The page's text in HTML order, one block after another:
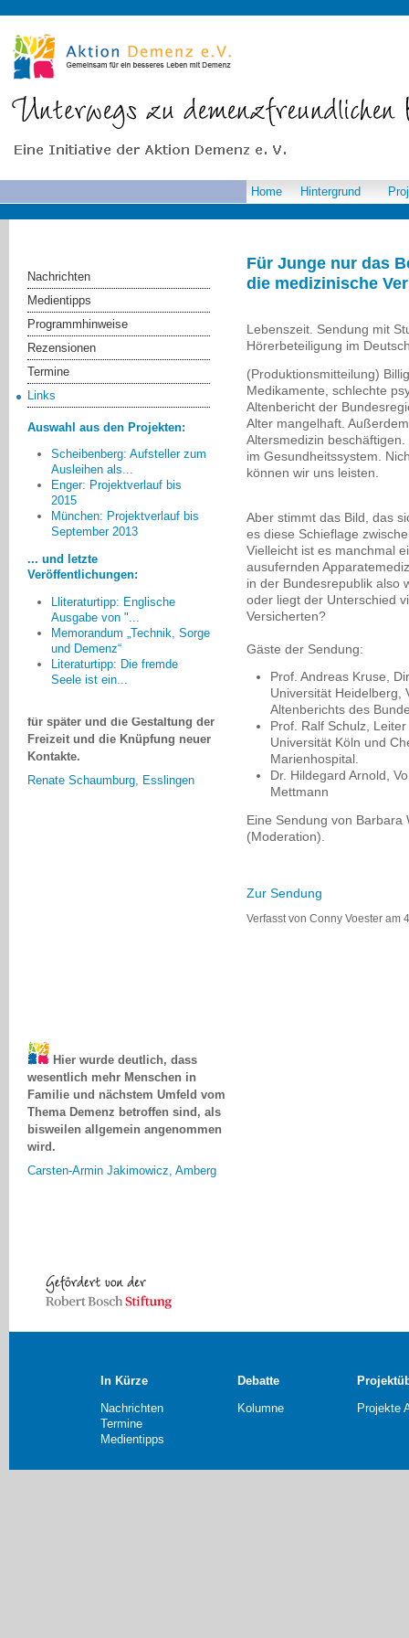
Für Junge nur das
die medizinische
Lebenszeit. Sendung mit
Hörerbeteiligung im
(Produktionsmitteilung)
Medikamente, schlechte
Altenbericht der
Alter mangelhaft.
Altersmedizin
im Gesundheitssystem.
können wir uns leisten.
Aber stimmt das Bild, das
es diese Schieflage
Vielleicht ist es manchmal
ausufernden
in der Bundesrepublik also
oder liegt der Unterschied
Versicherten?
Gäste der Sendung:
Prof. Andreas Kruse,
Universität Heidelberg,
Altenberichts des
Prof. Ralf Schulz,
Universität Köln und
Marienhospital.
Dr. Hildegard Arnold,
Mettmann
Eine Sendung von Barbara
(Moderation).
Zur Sendung
Verfasst von Conny Voester am
Home Hintergrund
Nachrichten
Medientipps
Programmhinweise
Rezensionen
Termine
Links
Auswahl aus den Projekten:
Scheibenberg: Aufsteller zum
Ausleihen als...
Enger: Projektverlauf bis
2015
München: Projektverlauf bis
September 2013
... und letzte
Veröffentlichungen:
Lliteraturtipp: Englische
Ausgabe von "...
Memorandum „Technik, Sorge
und Demenz“
Literaturtipp: Die fremde
Seele ist ein...
Menschen im Frühstadium
einer Demenzerkrankung [...]
benötigen in gewisser Weise eine
Begleitung, Ansprechpersonen
Selbsthilfegruppe um sich mit der
neuen Lebenssituation auseinander
setzen zu können. Dabei muss es
sehr stark um den Erhalt der
Autonomie gehen, die Erfüllung
Freizeit und die Knüpfung neuer
Kontakte.
wesentlich mehr Menschen in
Familie und nächstem Umfeld vom
Thema Demenz betroffen sind, als
bisweilen allgemein angenommen
wird.
In Kürze
Nachrichten
Termine
Medientipps
Debatte
Kolumne
Projekte